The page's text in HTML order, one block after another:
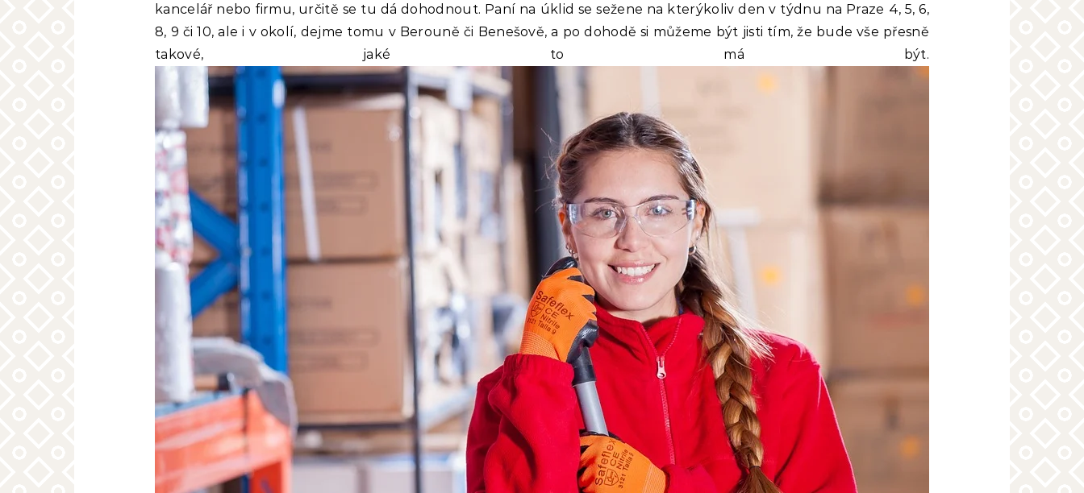
kancelář nebo firmu, určitě se tu dá dohodnout. Paní na úklid se sežene na kterýkoliv den v týdnu na Praze 4, 5, 6,
8, 9 či 10, ale i v okolí, dejme tomu v Berouně či Benešově, a po dohodě si můžeme být jisti tím, že bude vše přesně
takové, jaké to má být.